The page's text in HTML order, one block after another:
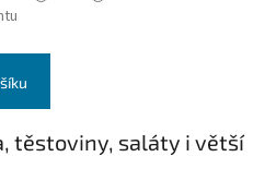
těstoviny, saláty i větší